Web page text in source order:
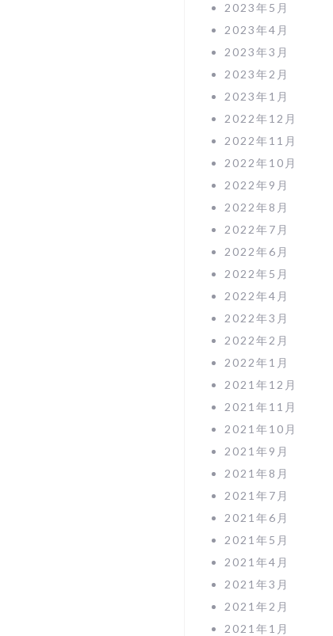
2023年5月
2023年4月
2023年3月
2023年2月
2023年1月
2022年12月
2022年11月
2022年10月
2022年9月
2022年8月
2022年7月
2022年6月
2022年5月
2022年4月
2022年3月
2022年2月
2022年1月
2021年12月
2021年11月
2021年10月
2021年9月
2021年8月
2021年7月
2021年6月
2021年5月
2021年4月
2021年3月
2021年2月
2021年1月